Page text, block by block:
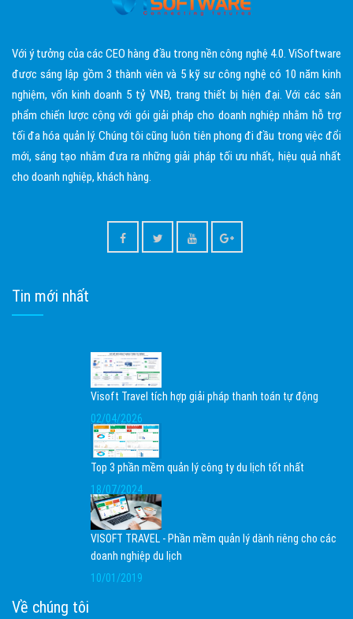
Với ý tưởng của các CEO hàng đầu trong nền công nghệ 4.0. ViSoftware
được sáng lập gồm 3 thành viên và 5 kỹ sư công nghệ có 10 năm kinh
nghiệm, vốn kinh doanh 5 tỷ VNĐ, trang thiết bị hiện đại. Với các sản
phẩm chiến lược cộng với gói giải pháp cho doanh nghiệp nhằm hỗ trợ
tối đa hóa quản lý. Chúng tôi cũng luôn tiên phong đi đầu trong việc đổi
mới, sáng tạo nhằm đưa ra những giải pháp tối ưu nhất, hiệu quả nhất
cho doanh nghiệp, khách hàng.
Tin mới nhất
Visoft Travel tích hợp giải pháp thanh toán tự động
02/04/2026
Top 3 phần mềm quản lý công ty du lịch tốt nhất
18/07/2024
VISOFT TRAVEL - Phần mềm quản lý dành riêng cho các
doanh nghiệp du lịch
10/01/2019
Về chúng tôi